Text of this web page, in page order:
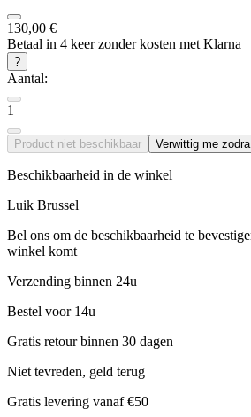
130,00 €
Betaal in 4 keer zonder kosten met Klarna
?
Aantal:
1
Product niet beschikbaar Verwittig me
Beschikbaarheid in de winkel
Luik Brussel
Bel ons om de beschikbaarheid te
winkel komt
Verzending binnen 24u
Bestel voor 14u
Gratis retour binnen 30 dagen
Niet tevreden, geld terug
Gratis levering vanaf €50